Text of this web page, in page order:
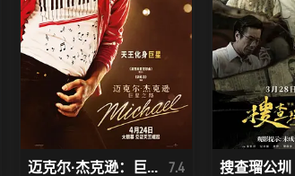
迈克尔·杰克逊：巨... 7.4 搜查瑠公圳